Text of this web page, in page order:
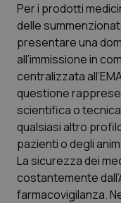
Emilia-
Friuli Venezia
Lazio
Liguria
Lombardia
Marche
Colesterolo
Dermatite
Diabete &
Disturbi
Dolore
Donna &
Per i prodotti
delle
presentare una
all’immissione in
centralizzata
questione
scientifica o
qualsiasi altro
pazienti o degli
La sicurezza dei
costantemente
farmacovigilanza.